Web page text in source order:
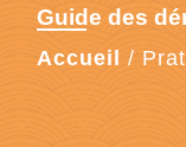
Guide des
Accueil /